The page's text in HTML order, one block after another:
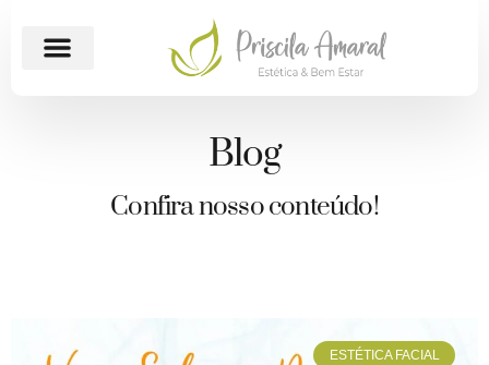
Blog
Confira nosso conteúdo!
ESTÉTICA FACIAL